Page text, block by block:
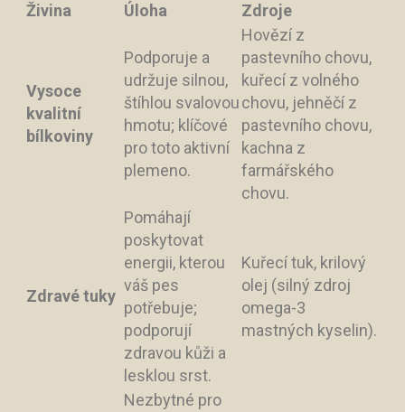
Živina
Úloha Zdroje
Vysoce
kvalitní
bílkoviny
Podporuje a
udržuje silnou,
štíhlou svalovou
hmotu; klíčové
pro toto aktivní
plemeno.
Hovězí z
pastevního chovu,
kuřecí z volného
chovu, jehněčí z
pastevního chovu,
kachna z
farmářského
chovu.
Zdravé tuky
Pomáhají
poskytovat
energii, kterou
váš pes
potřebuje;
podporují
zdravou kůži a
lesklou srst.
Kuřecí tuk, krilový
olej (silný zdroj
omega-3
mastných kyselin).
Nezbytné pro